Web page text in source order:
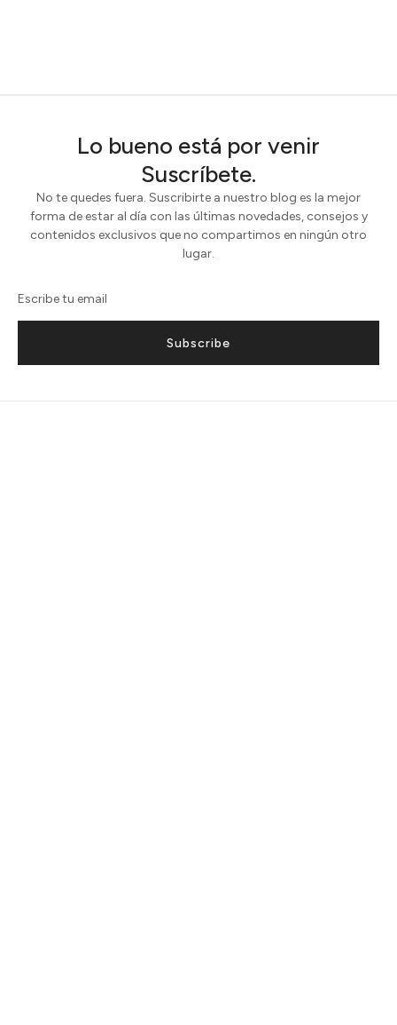
Lo bueno está por venir
Suscríbete.
No te quedes fuera. Suscribirte a nuestro blog es la mejor
forma de estar al día con las últimas novedades, consejos y
contenidos exclusivos que no compartimos en ningún otro
lugar.
Subscribe